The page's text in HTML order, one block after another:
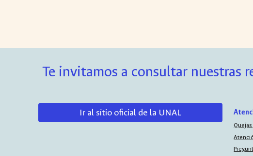
Te invitamos a consultar nuestras
Ir al sitio oficial de la UNAL